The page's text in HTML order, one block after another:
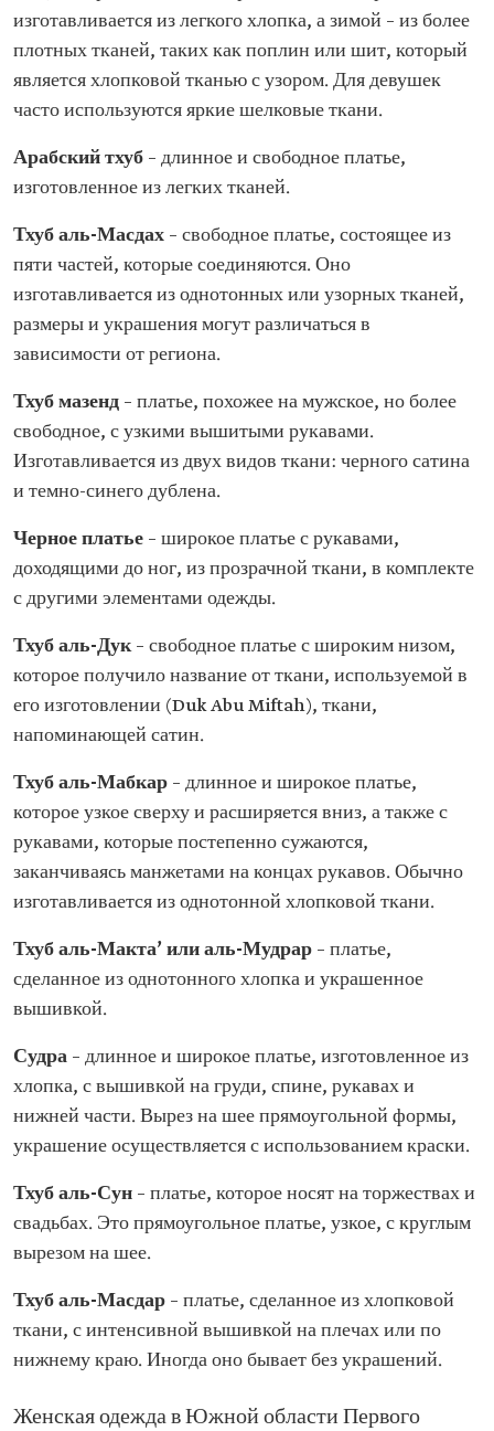
изготавливается из легкого хлопка, а зимой – из более
плотных тканей, таких как поплин или шит, который
является хлопковой тканью с узором. Для девушек
часто используются яркие шелковые ткани.
Арабский тхуб – длинное и свободное платье,
изготовленное из легких тканей.
Тхуб аль-Масдах – свободное платье, состоящее из
пяти частей, которые соединяются. Оно
изготавливается из однотонных или узорных тканей,
размеры и украшения могут различаться в
зависимости от региона.
Тхуб мазенд – платье, похожее на мужское, но более
свободное, с узкими вышитыми рукавами.
Изготавливается из двух видов ткани: черного сатина
и темно-синего дублена.
Черное платье – широкое платье с рукавами,
доходящими до ног, из прозрачной ткани, в комплекте
с другими элементами одежды.
Тхуб аль-Дук– свободное платье с широким низом,
которое получило название от ткани, используемой в
его изготовлении (Duk Abu Miftah), ткани,
напоминающей сатин.
Тхуб аль-Мабкар – длинное и широкое платье,
которое узкое сверху и расширяется вниз, а также с
рукавами, которые постепенно сужаются,
заканчиваясь манжетами на концах рукавов. Обычно
изготавливается из однотонной хлопковой ткани.
Тхуб аль-Макта’ или аль-Мудрар – платье,
сделанное из однотонного хлопка и украшенное
вышивкой.
Судра – длинное и широкое платье, изготовленное из
хлопка, с вышивкой на груди, спине, рукавах и
нижней части. Вырез на шее прямоугольной формы,
украшение осуществляется с использованием краски.
Тхуб аль-Сун – платье, которое носят на торжествах и
свадьбах. Это прямоугольное платье, узкое, с круглым
вырезом на шее.
Тхуб аль-Масдар – платье, сделанное из хлопковой
ткани, с интенсивной вышивкой на плечах или по
нижнему краю. Иногда оно бывает без украшений.
Женская одежда в Южной области Первого